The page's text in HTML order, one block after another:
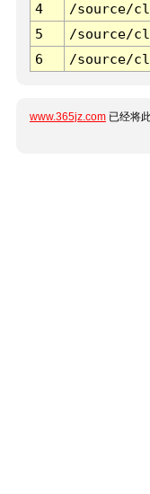
4
/source/
5
/source/
6
/source/
www.365jz.com 已经将